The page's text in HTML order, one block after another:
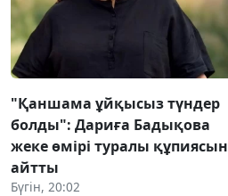
"Қаншама ұйқысыз түндер
болды": Дариға Бадықова
жеке өмірі туралы құпиясын
айтты
Бүгін, 20:02